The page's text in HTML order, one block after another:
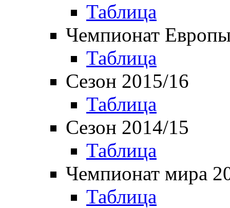
Таблица
Чемпионат
Таблица
Сезон 2015/16
Таблица
Сезон 2014/15
Таблица
Чемпионат мира
Таблица